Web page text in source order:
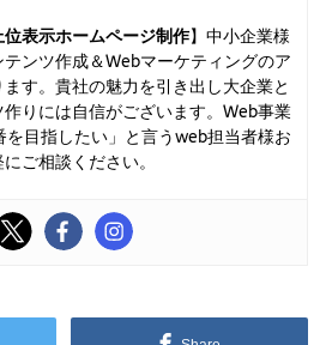
位表示ホームページ制作】中小企業様
ンツ作成＆Webマーケティングのア
ます。貴社の魅力を引き出し大企業と
りには自信がございます。Web事業
を目指したい」と言うweb担当者様お
ご相談ください。